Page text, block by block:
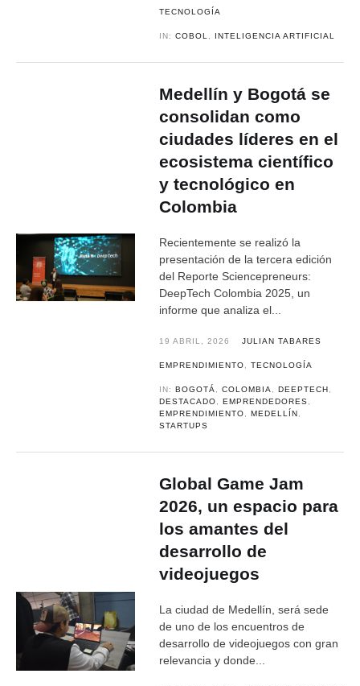
TECNOLOGÍA
IN:COBOL INTELIGENCIA ARTIFICIAL
Medellín y Bogotá se
consolidan como
ciudades líderes en el
ecosistema científico
y tecnológico en
Colombia
Recientemente se realizó la
presentación de la tercera edición
del Reporte Sciencepreneurs:
DeepTech Colombia 2025, un
informe que analiza el...
19 ABRIL, 2026 JULIAN TABARES
EMPRENDIMIENTO ,TECNOLOGÍA
IN:BOGOTÁ ,COLOMBIA ,DEEPTECH
DESTACADO
,EMPRENDEDORES
EMPRENDIMIENTO
,MEDELLÍN
STARTUPS
Global Game Jam
2026, un espacio para
los amantes del
desarrollo de
videojuegos
La ciudad de Medellín, será sede
de uno de los encuentros de
desarrollo de videojuegos con gran
relevancia y donde...